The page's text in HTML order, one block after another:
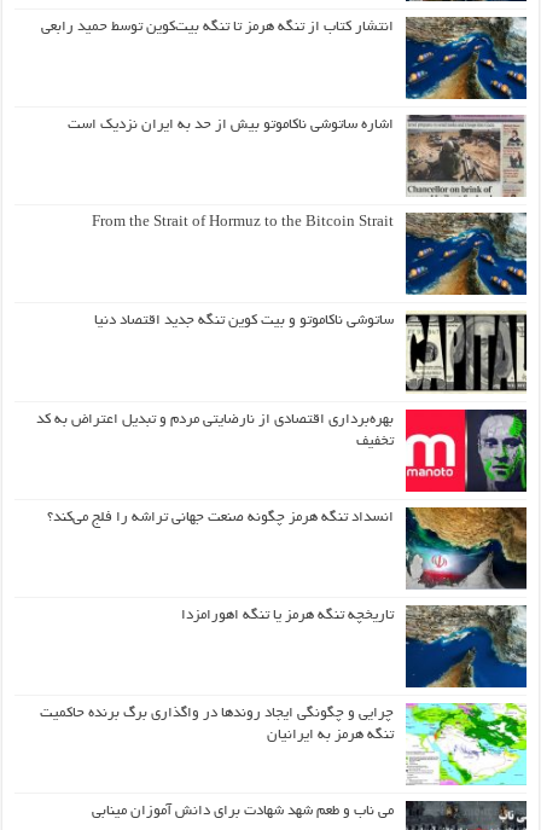
انتشار کتاب از تنگه هرمز تا تنگه بیت‌کوین توسط حمید رابعی
اشاره ساتوشی ناکاموتو بیش از حد به ایران نزدیک است
From the Strait of Hormuz to the Bitcoin Strait
ساتوشی ناکاموتو و بیت کوین تنگه جدید اقتصاد دنیا
بهره‌برداری اقتصادی از نارضایتی مردم و تبدیل اعتراض به کد
تخفیف
انسداد تنگه هرمز چگونه صنعت جهانی تراشه را فلج می‌کند؟
تاریخچه تنگه هرمز یا تنگه اهورامزدا
چرایی و چگونگی ایجاد روندها در واگذاری برگ برنده حاکمیت
تنگه هرمز به ایرانیان
می ناب و طعم شهد شهادت برای دانش آموزان مینابی